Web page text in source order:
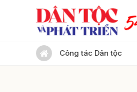
Công tác Dân tộc